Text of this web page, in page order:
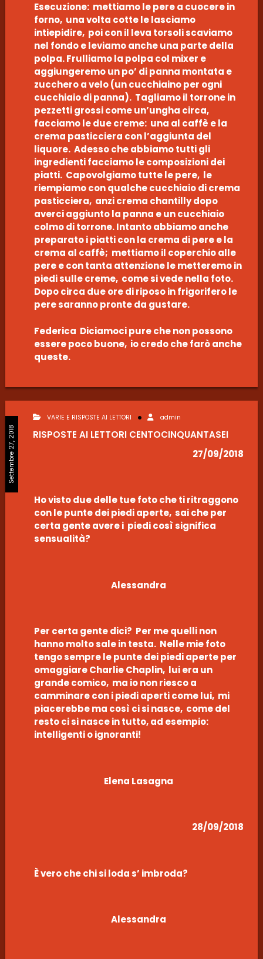
Esecuzione: mettiamo le pere a cuocere in
forno, una volta cotte le lasciamo
intiepidire, poi con il leva torsoli scaviamo
nel fondo e leviamo anche una parte della
polpa. Frulliamo la polpa col mixer e
aggiungeremo un po’ di panna montata e
zucchero a velo (un cucchiaino per ogni
cucchiaio di panna). Tagliamo il torrone in
pezzetti grossi come un’ungha circa,
facciamo le due creme: una al caffè e la
crema pasticciera con l’aggiunta del
liquore. Adesso che abbiamo tutti gli
ingredienti facciamo le composizioni dei
piatti. Capovolgiamo tutte le pere, le
riempiamo con qualche cucchiaio di crema
pasticciera, anzi crema chantilly dopo
averci aggiunto la panna e un cucchiaio
colmo di torrone. Intanto abbiamo anche
preparato i piatti con la crema di pere e la
crema al caffè; mettiamo il coperchio alle
pere e con tanta attenzione le metteremo in
piedi sulle creme, come si vede nella foto.
Dopo circa due ore di riposo in frigorifero le
pere saranno pronte da gustare.
Federica Diciamoci pure che non possono
essere poco buone, io credo che farò anche
queste.
Settembre 27, 2018
VARIE E RISPOSTE AI LETTORI admin
RISPOSTE AI LETTORI CENTOCINQUANTASEI
27/09/2018
Ho visto due delle tue foto che ti ritraggono
con le punte dei piedi aperte, sai che per
certa gente avere i piedi così significa
sensualità?
Alessandra
Per certa gente dici? Per me quelli non
hanno molto sale in testa. Nelle mie foto
tengo sempre le punte dei piedi aperte per
omaggiare Charlie Chaplin, lui era un
grande comico, ma io non riesco a
camminare con i piedi aperti come lui, mi
piacerebbe ma così ci si nasce, come del
resto ci si nasce in tutto, ad esempio:
intelligenti o ignoranti!
Elena Lasagna
28/09/2018
È vero che chi si loda s’ imbroda?
Alessandra